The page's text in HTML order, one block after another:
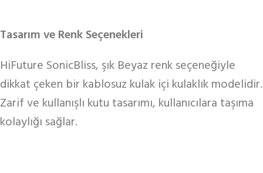
Tasarım ve Renk Seçenekleri
HiFuture SonicBliss, şık Beyaz renk seçeneğiyle
dikkat çeken bir kablosuz kulak içi kulaklık modelidir.
Zarif ve kullanışlı kutu tasarımı, kullanıcılara taşıma
kolaylığı sağlar.